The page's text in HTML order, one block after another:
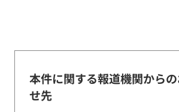
本件に関する報道機関から
せ先